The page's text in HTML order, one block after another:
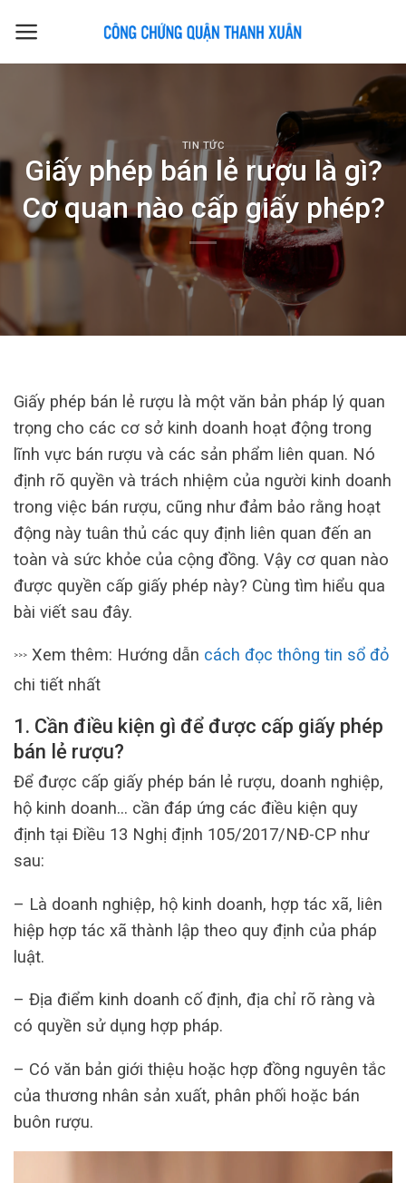
TIN TỨC
Giấy phép bán lẻ rượu là gì?
Cơ quan nào cấp giấy phép?
Giấy phép bán lẻ rượu là một văn bản pháp lý quan
trọng cho các cơ sở kinh doanh hoạt động trong
lĩnh vực bán rượu và các sản phẩm liên quan. Nó
định rõ quyền và trách nhiệm của người kinh doanh
trong việc bán rượu, cũng như đảm bảo rằng hoạt
động này tuân thủ các quy định liên quan đến an
toàn và sức khỏe của cộng đồng. Vậy cơ quan nào
được quyền cấp giấy phép này? Cùng tìm hiểu qua
bài viết sau đây.
>>> Xem thêm: Hướng dẫn cách đọc thông tin sổ đỏ
chi tiết nhất
1. Cần điều kiện gì để được cấp giấy phép
bán lẻ rượu?
Để được cấp giấy phép bán lẻ rượu, doanh nghiệp,
hộ kinh doanh… cần đáp ứng các điều kiện quy
định tại Điều 13 Nghị định 105/2017/NĐ-CP như
sau:
– Là doanh nghiệp, hộ kinh doanh, hợp tác xã, liên
hiệp hợp tác xã thành lập theo quy định của pháp
luật.
– Địa điểm kinh doanh cố định, địa chỉ rõ ràng và
có quyền sử dụng hợp pháp.
– Có văn bản giới thiệu hoặc hợp đồng nguyên tắc
của thương nhân sản xuất, phân phối hoặc bán
buôn rượu.